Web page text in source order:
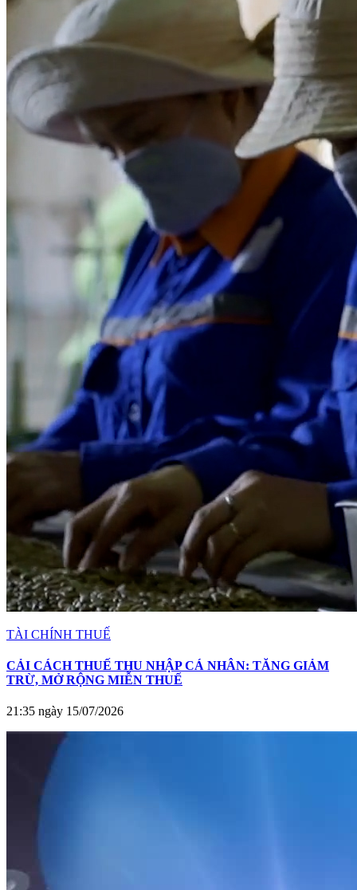
TÀI CHÍNH THUẾ
CẢI CÁCH THUẾ THU NHẬP CÁ NHÂN: TĂNG GIẢM
TRỪ, MỞ RỘNG MIỄN THUẾ
21:35 ngày 15/07/2026